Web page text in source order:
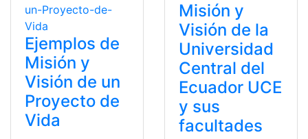
Ejemplos de
Misión y
Visión de un
Proyecto de
Vida
Misión y
Visión de la
Universidad
Central del
Ecuador UCE
y sus
facultades